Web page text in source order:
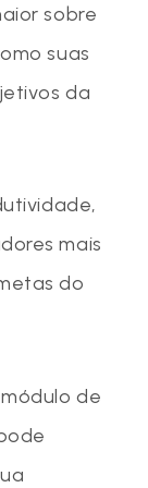
sobre
suas
da
mais
do
de